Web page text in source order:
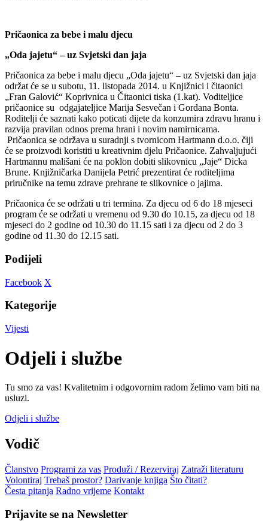
Pričaonica za bebe i malu djecu
„Oda jajetu“ – uz Svjetski dan jaja
Pričaonica za bebe i malu djecu „Oda jajetu“ – uz Svjetski dan jaja
održat će se u subotu, 11. listopada 2014. u Knjižnici i čitaonici
„Fran Galović“ Koprivnica u Čitaonici tiska (1.kat). Voditeljice
pričaonice su odgajateljice Marija Sesvečan i Gordana Bonta.
Roditelji će saznati kako poticati dijete da konzumira zdravu hranu i
razvija pravilan odnos prema hrani i novim namirnicama.
Pričaonica se održava u suradnji s tvornicom Hartmann d.o.o. čiji
će se proizvodi koristiti u kreativnim djelu Pričaonice. Zahvaljujući
Hartmannu mališani će na poklon dobiti slikovnicu „Jaje“ Dicka
Brune. Knjižničarka Danijela Petrić prezentirat će roditeljima
priručnike na temu zdrave prehrane te slikovnice o jajima.
Pričaonica će se održati u tri termina. Za djecu od 6 do 18 mjeseci
program će se održati u vremenu od 9.30 do 10.15, za djecu od 18
mjeseci do 2 godine od 10.30 do 11.15 sati i za djecu od 2 do 3
godine od 11.30 do 12.15 sati.
Podijeli
Facebook X
Kategorije
Vijesti
Odjeli i službe
Tu smo za vas! Kvalitetnim i odgovornim radom želimo vam biti na
usluzi.
Odjeli i službe
Vodič
Članstvo Programi za vas Produži / Rezerviraj Zatraži literaturu
Volontiraj Trebaš prostor? Darivanje knjiga Što čitati?
Česta pitanja Radno vrijeme Kontakt
Prijavite se na Newsletter